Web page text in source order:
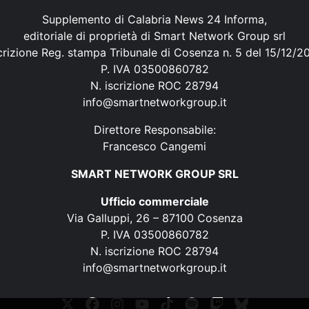
Supplemento di Calabria News 24 Informa,
editoriale di proprietà di Smart Network Group srl
Reg. stampa Tribunale di Cosenza n. 5 del 15/12/
P. IVA 03500860782
N. iscrizione ROC 28794
info@smartnetworkgroup.it
Direttore Responsabile:
Francesco Cangemi
SMART NETWORK GROUP SRL
Ufficio commerciale
Via Galluppi, 26 – 87100 Cosenza
P. IVA 03500860782
N. iscrizione ROC 28794
info@smartnetworkgroup.it